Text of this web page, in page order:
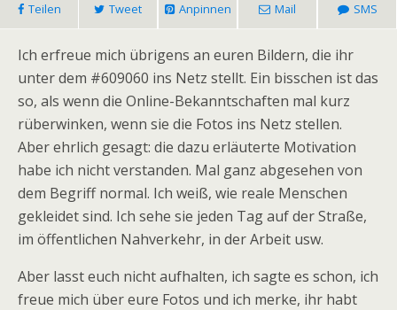
Teilen Tweet Anpinnen Mail SMS
Ich erfreue mich übrigens an euren Bildern, die ihr
unter dem #609060 ins Netz stellt. Ein bisschen ist das
so, als wenn die Online-Bekanntschaften mal kurz
rüberwinken, wenn sie die Fotos ins Netz stellen.
Aber ehrlich gesagt: die dazu erläuterte Motivation
habe ich nicht verstanden. Mal ganz abgesehen von
dem Begriff normal. Ich weiß, wie reale Menschen
gekleidet sind. Ich sehe sie jeden Tag auf der Straße,
im öffentlichen Nahverkehr, in der Arbeit usw.
Aber lasst euch nicht aufhalten, ich sagte es schon, ich
freue mich über eure Fotos und ich merke, ihr habt